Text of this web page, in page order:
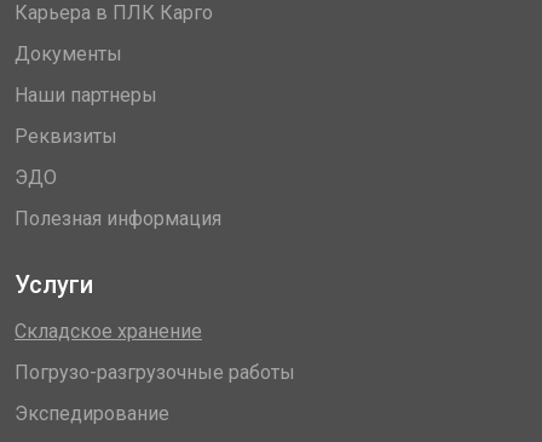
Карьера в ПЛК Карго
Документы
Наши партнеры
Реквизиты
ЭДО
Полезная информация
Услуги
Складское хранение
Погрузо-разгрузочные работы
Экспедирование